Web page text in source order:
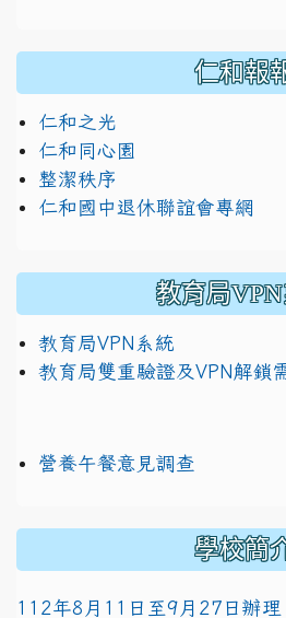
仁和報
仁和之光
仁和同心園
整潔秩序
仁和國中退休聯誼會專網
教育局
教育局VPN系統
教育局雙重驗證及VPN解鎖
營養午餐意見調查
學校簡
112年8月11日至9月27日辦